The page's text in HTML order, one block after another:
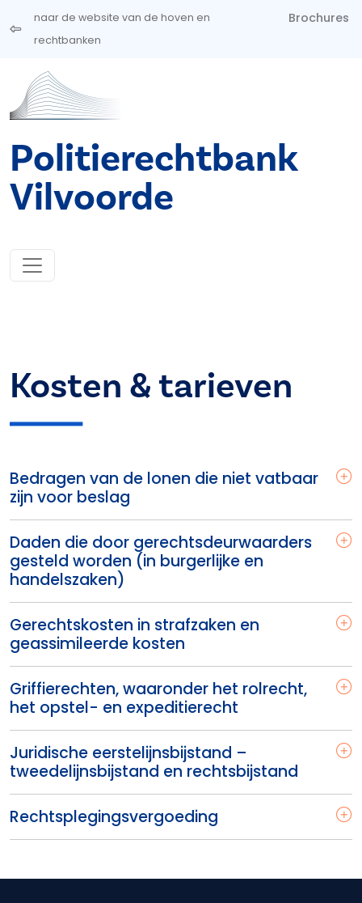
Overslaan en naar de inhoud gaan
naar de website van de hoven en
rechtbanken
Brochures
Politierechtbank
Vilvoorde
Kosten & tarieven
Bedragen van de lonen die niet vatbaar
zijn voor beslag
Daden die door gerechtsdeurwaarders
gesteld worden (in burgerlijke en
handelszaken)
Gerechtskosten in strafzaken en
geassimileerde kosten
Griffierechten, waaronder het rolrecht,
het opstel- en expeditierecht
Juridische eerstelijnsbijstand –
tweedelijnsbijstand en rechtsbijstand
Rechtsplegingsvergoeding